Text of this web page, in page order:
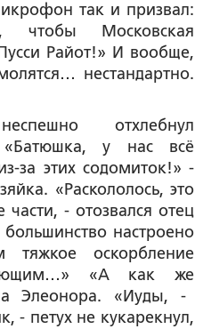
так и призвал:
чтобы Московская
Райот!» И вообще,
нестандартно.
отхлебнул
у нас всё
за этих содомиток!» -
«Раскололось, это
- отозвался отец
настроено
оскорбление
«А как же
Элеонора. «Иуды, -
- петух не кукарекнул,